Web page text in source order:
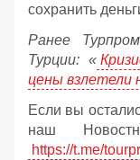
сохранить
Ранее
Турции: «
цены взлетели
Если вы
наш
https://t.me/